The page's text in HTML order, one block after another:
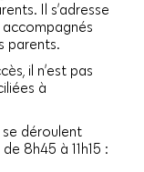
Il s’adresse
parents.
il n’est pas
à
déroulent
8h45 à 11h15 :